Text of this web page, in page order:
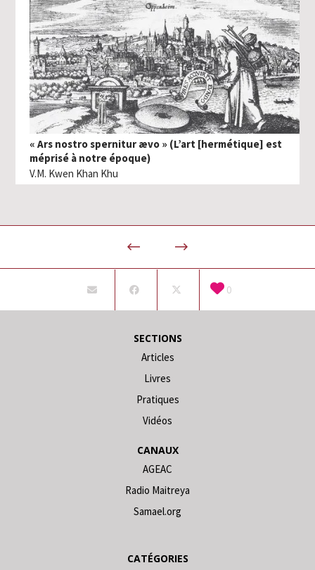
« Ars nostro spernitur ævo » (L’art [hermétique] est
méprisé à notre époque)
V.M. Kwen Khan Khu
0
SECTIONS
Articles
Livres
Pratiques
Vidéos
CANAUX
AGEAC
Radio Maitreya
Samael.org
CATÉGORIES